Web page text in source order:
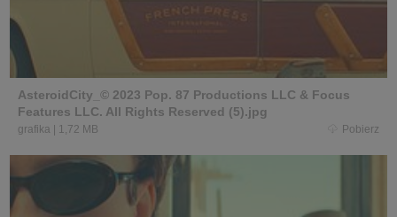
AsteroidCity_© 2023 Pop. 87 Productions LLC & Focus
Features LLC. All Rights Reserved (5).jpg
grafika 1,72 MB Pobierz